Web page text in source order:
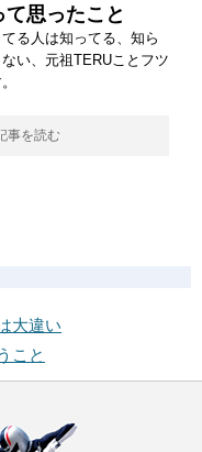
思ったこと
る人は知ってる、知ら
い、元祖TERUことフツ
事を読む
大違い
こと